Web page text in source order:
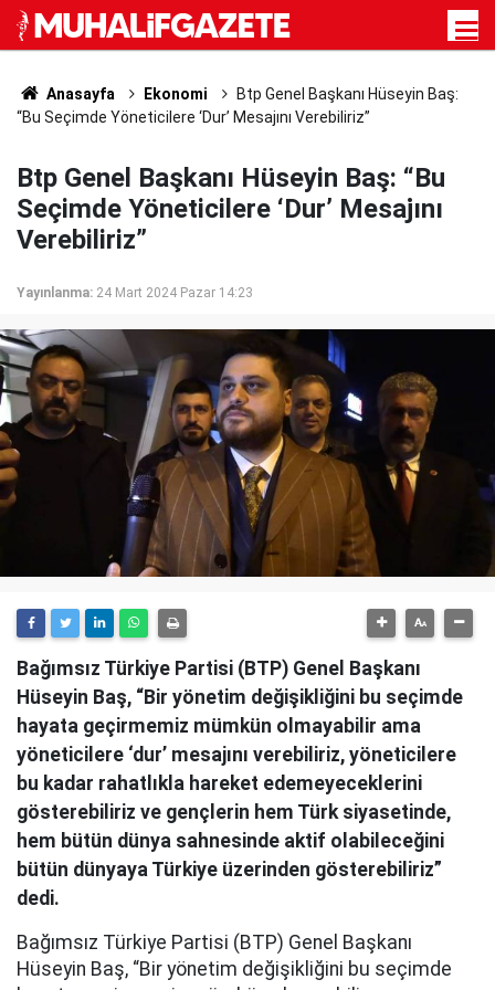
Anasayfa Ekonomi
Btp Genel Başkanı Hüseyin Baş:
“Bu Seçimde Yöneticilere ‘Dur’ Mesajını Verebiliriz”
Btp Genel Başkanı Hüseyin Baş: “Bu
Seçimde Yöneticilere ‘Dur’ Mesajını
Verebiliriz”
Yayınlanma: 24 Mart 2024 Pazar 14:23
Bağımsız Türkiye Partisi (BTP) Genel Başkanı
Hüseyin Baş, “Bir yönetim değişikliğini bu seçimde
hayata geçirmemiz mümkün olmayabilir ama
yöneticilere ‘dur’ mesajını verebiliriz, yöneticilere
bu kadar rahatlıkla hareket edemeyeceklerini
gösterebiliriz ve gençlerin hem Türk siyasetinde,
hem bütün dünya sahnesinde aktif olabileceğini
bütün dünyaya Türkiye üzerinden gösterebiliriz”
dedi.
Bağımsız Türkiye Partisi (BTP) Genel Başkanı
Hüseyin Baş, “Bir yönetim değişikliğini bu seçimde